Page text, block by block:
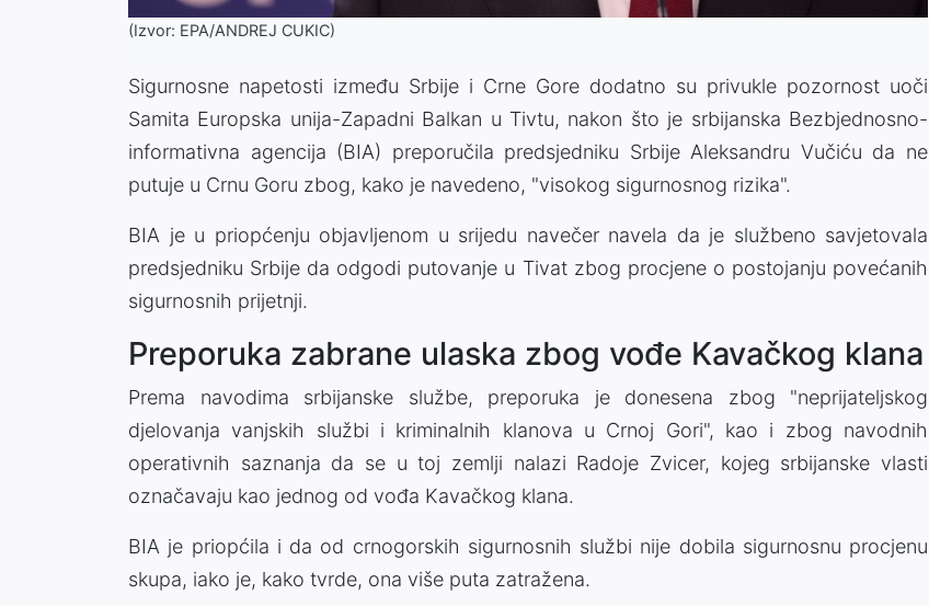
(Izvor: EPA/ANDREJ CUKIC)
Sigurnosne napetosti između Srbije i Crne Gore dodatno su privukle pozornost uoči
Samita Europska unija-Zapadni Balkan u Tivtu, nakon što je srbijanska Bezbjednosno-
informativna agencija (BIA) preporučila predsjedniku Srbije Aleksandru Vučiću da ne
putuje u Crnu Goru zbog, kako je navedeno, "visokog sigurnosnog rizika".
BIA je u priopćenju objavljenom u srijedu navečer navela da je službeno savjetovala
predsjedniku Srbije da odgodi putovanje u Tivat zbog procjene o postojanju povećanih
sigurnosnih prijetnji.
Preporuka zabrane ulaska zbog vođe Kavačkog klana
Prema navodima srbijanske službe, preporuka je donesena zbog "neprijateljskog
djelovanja vanjskih službi i kriminalnih klanova u Crnoj Gori", kao i zbog navodnih
operativnih saznanja da se u toj zemlji nalazi Radoje Zvicer, kojeg srbijanske vlasti
označavaju kao jednog od vođa Kavačkog klana.
BIA je priopćila i da od crnogorskih sigurnosnih službi nije dobila sigurnosnu procjenu
skupa, iako je, kako tvrde, ona više puta zatražena.